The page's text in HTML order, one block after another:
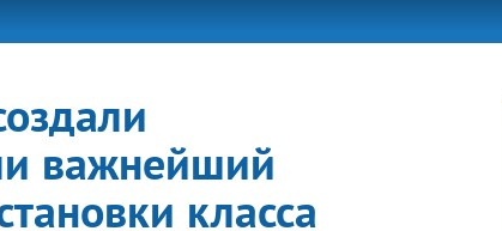
важнейший
класса